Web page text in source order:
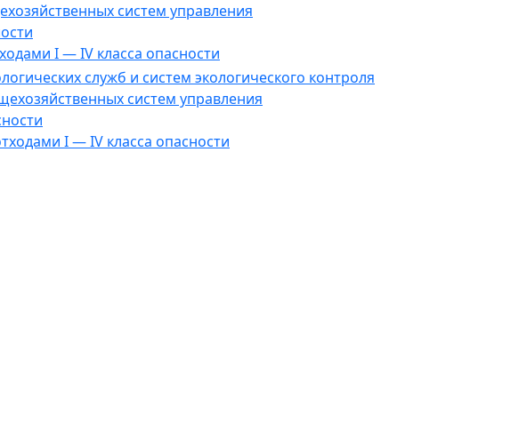
систем управления
I — IV класса опасности
служб и систем экологического контроля
систем управления
I — IV класса опасности